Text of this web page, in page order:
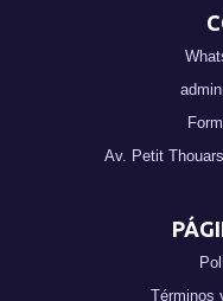
Av. Petit
Términos